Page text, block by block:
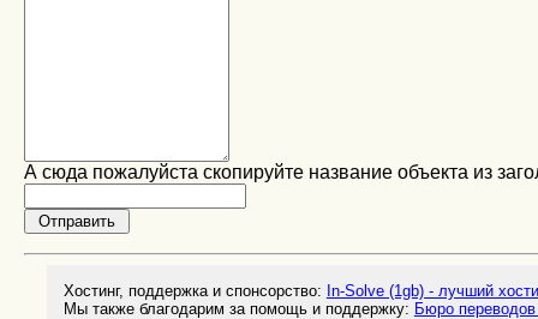
А сюда пожалуйста скопируйте название объекта из
Хостинг, поддержка и спонсорство: In-Solve (1gb) - лучший
Мы также благодарим за помощь и поддержку: Бюро переводов